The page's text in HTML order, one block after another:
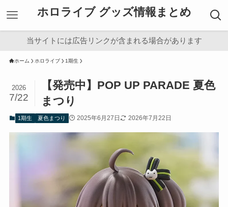
ホロライブ グッズ情報まとめ
当サイトには広告リンクが含まれる場合があります
ホーム ホロライブ 1期生
【発売中】POP UP PARADE 夏色
まつり
2026
7/22
1期生 夏色まつり 2025年6月27日 2026年7月22日